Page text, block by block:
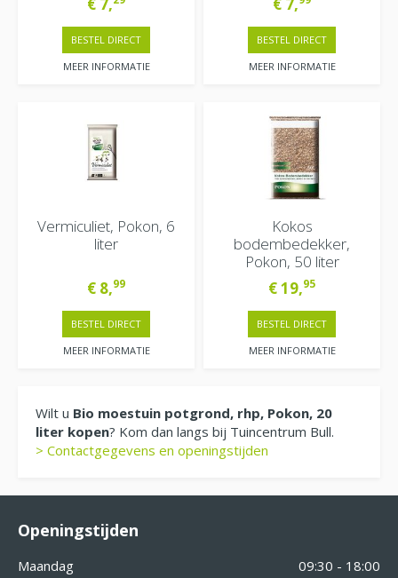
MEER INFORMATIE
BESTEL DIRECT
MEER INFORMATIE
BESTEL DIRECT
Vermiculiet, Pokon, 6
liter
€ 8,99
MEER INFORMATIE
BESTEL DIRECT
Kokos
bodembedekker,
Pokon, 50 liter
€19,95
MEER INFORMATIE
BESTEL DIRECT
Wilt u Bio moestuin potgrond, rhp, Pokon, 20
liter kopen? Kom dan langs bij Tuincentrum Bull.
> Contactgegevens en openingstijden
Openingstijden
Maandag
09:30 - 18:00